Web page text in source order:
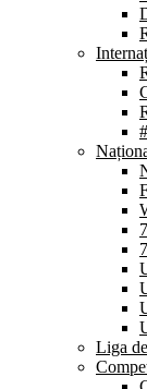
Liga